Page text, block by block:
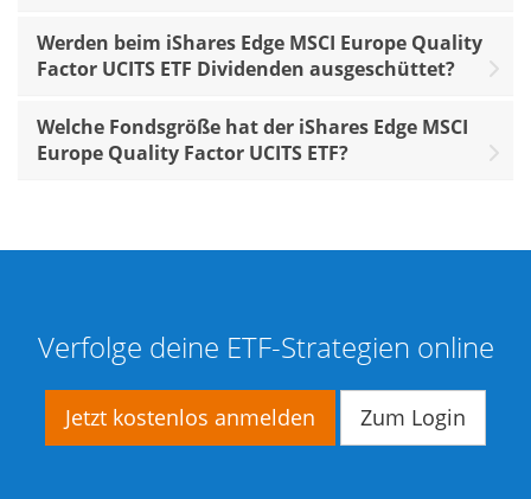
Werden beim iShares Edge MSCI Europe Quality
Factor UCITS ETF Dividenden ausgeschüttet?
Welche Fondsgröße hat der iShares Edge MSCI
Europe Quality Factor UCITS ETF?
Verfolge deine ETF-Strategien online
Jetzt kostenlos anmelden Zum Login